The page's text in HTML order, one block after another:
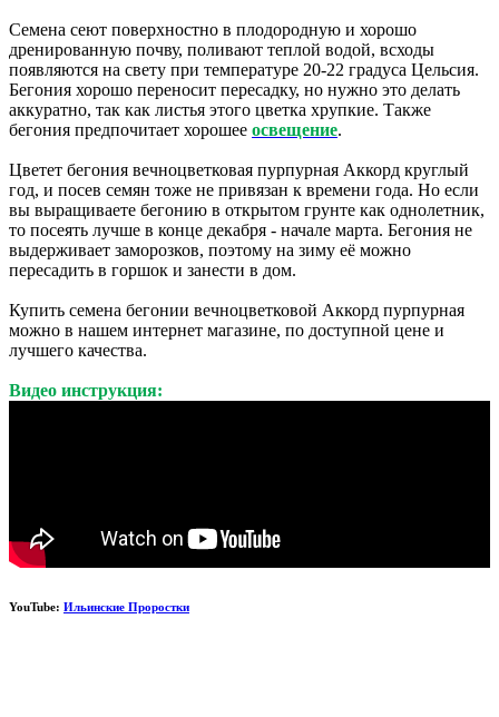
Семена сеют поверхностно в плодородную и хорошо
дренированную почву, поливают теплой водой, всходы
появляются на свету при температуре 20-22 градуса Цельсия.
Бегония хорошо переносит пересадку, но нужно это делать
аккуратно, так как листья этого цветка хрупкие. Также
бегония предпочитает хорошее освещение.
Цветет бегония вечноцветковая пурпурная Аккорд круглый
год, и посев семян тоже не привязан к времени года. Но если
вы выращиваете бегонию в открытом грунте как однолетник,
то посеять лучше в конце декабря - начале марта. Бегония не
выдерживает заморозков, поэтому на зиму её можно
пересадить в горшок и занести в дом.
Купить семена бегонии вечноцветковой Аккорд пурпурная
можно в нашем интернет магазине, по доступной цене и
лучшего качества.
Видео инструкция:
YouTube: Ильинские Проростки